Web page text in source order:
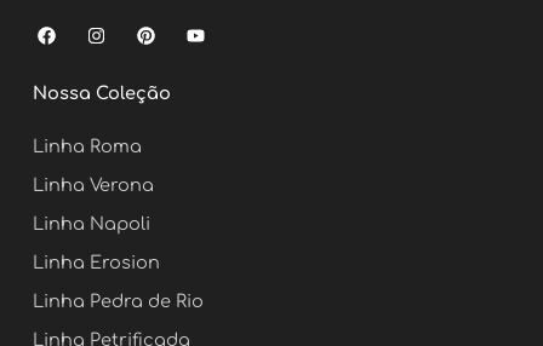
F
a
e
b
o
k
I
n
t
a
r
a
m
P
i
t
e
Y
o
Nossa Coleção
Linha Roma
Linha Verona
Linha Napoli
Linha Erosion
Linha Pedra de Rio
Linha Petrificada